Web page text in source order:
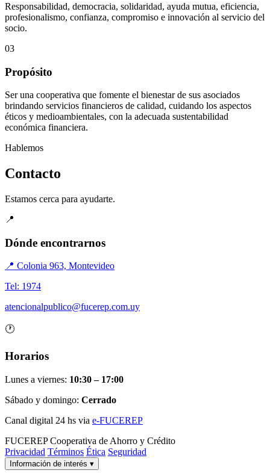
Responsabilidad, democracia, solidaridad, ayuda mutua, eficiencia,
profesionalismo, confianza, compromiso e innovación al servicio del
socio.
03
Propósito
Ser una cooperativa que fomente el bienestar de sus asociados
brindando servicios financieros de calidad, cuidando los aspectos
éticos y medioambientales, con la adecuada sustentabilidad
económica financiera.
Hablemos
Contacto
Estamos cerca para ayudarte.
📍
Dónde encontrarnos
📍 Colonia 963, Montevideo
Tel: 1974
atencionalpublico@fucerep.com.uy
🕐
Horarios
Lunes a viernes: 10:30 – 17:00
Sábado y domingo: Cerrado
Canal digital 24 hs via e-FUCEREP
FUCEREP Cooperativa de Ahorro y Crédito
Privacidad Términos Ética Seguridad
Información de interés ▾